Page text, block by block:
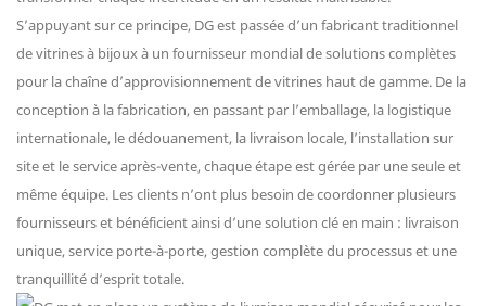
S’appuyant sur ce principe, DG est passée d’un fabricant traditionnel
de vitrines à bijoux à un fournisseur mondial de solutions complètes
pour la chaîne d’approvisionnement de vitrines haut de gamme. De la
conception à la fabrication, en passant par l’emballage, la logistique
internationale, le dédouanement, la livraison locale, l’installation sur
site et le service après-vente, chaque étape est gérée par une seule et
même équipe. Les clients n’ont plus besoin de coordonner plusieurs
fournisseurs et bénéficient ainsi d’une solution clé en main : livraison
unique, service porte-à-porte, gestion complète du processus et une
tranquillité d’esprit totale.